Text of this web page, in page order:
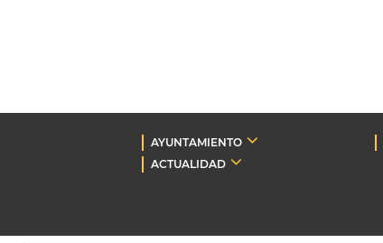
AYUNTAMIENTO
ACTUALIDAD